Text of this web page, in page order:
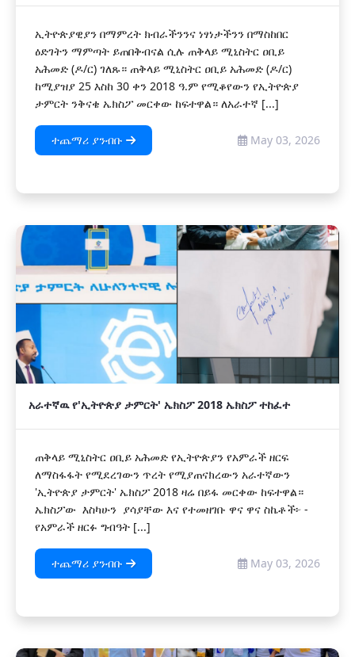
ኢትዮጵያዊያን በማምረት ክብራችንንና ነፃነታችንን በማስከበር
ዕድገትን ማምጣት ይጠበቅብናል ሲሉ ጠቅላይ ሚኒስትር ዐቢይ
አሕመድ (ዶ/ር) ገለጹ። ጠቅላይ ሚኒስትር ዐቢይ አሕመድ (ዶ/ር)
ከሚያዝያ 25 እስከ 30 ቀን 2018 ዓ.ም የሚቆየውን የኢትዮጵያ
ታምርት ንቅናቄ ኤክስፖ መርቀው ከፍተዋል። ለአራተኛ [...]
ተጨማሪ ያንብቡ May 03, 2026
አራተኛዉ የ'ኢትዮጵያ ታምርት' ኤክስፖ 2018 ኤክስፖ ተከፈተ
ጠቅላይ ሚኒስትር ዐቢይ አሕመድ የኢትዮጵያን የአምራች ዘርፍ
ለማስፋፋት የሚደረገውን ጥረት የሚያጠናክረውን አራተኛውን
'ኢትዮጵያ ታምርት' ኤክስፖ 2018 ዛሬ በይፋ መርቀው ከፍተዋል።
‎‎ኤክስፖው እስካሁን ያሳያቸው እና የተመዘገቡ ዋና ዋና ስኬቶች፦ ‎-
የአምራች ዘርፉ ግብዓት [...]
ተጨማሪ ያንብቡ May 03, 2026